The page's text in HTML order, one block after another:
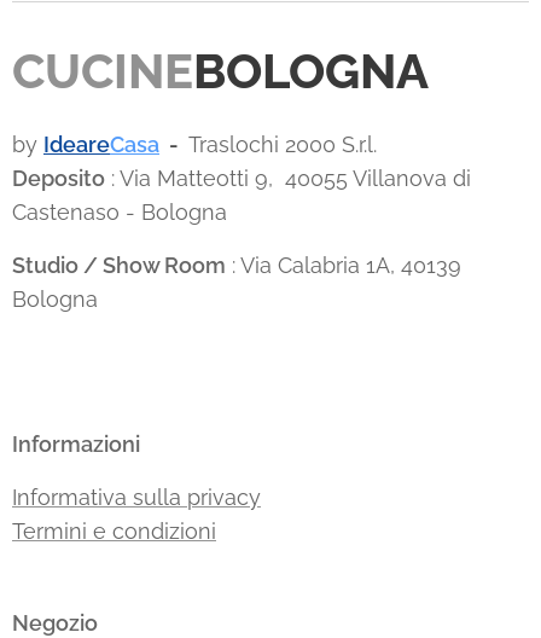
CUCINEBOLOGNA
by IdeareCasa - Traslochi 2000 S.r.l.
Deposito : Via Matteotti 9, 40055 Villanova di
Castenaso - Bologna
Studio / Show Room : Via Calabria 1A, 40139
Bologna
Informazioni
Informativa sulla privacy
Termini e condizioni
Negozio